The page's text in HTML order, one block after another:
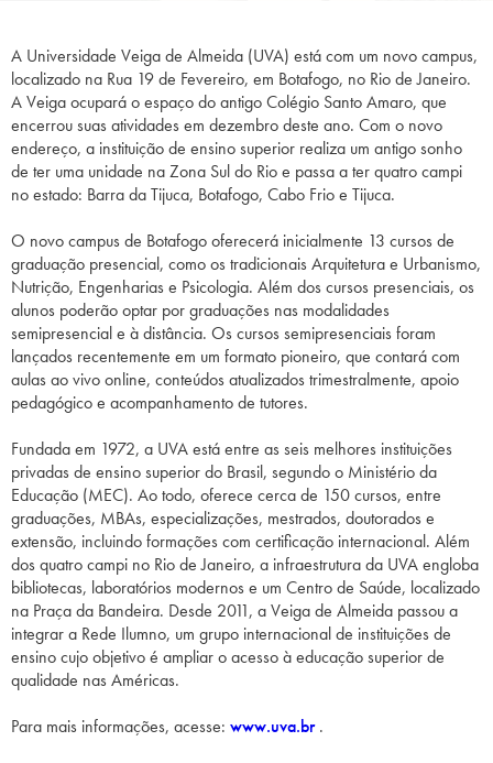
A Universidade Veiga de Almeida (UVA) está com um novo campus,
localizado na Rua 19 de Fevereiro, em Botafogo, no Rio de Janeiro.
A Veiga ocupará o espaço do antigo Colégio Santo Amaro, que
encerrou suas atividades em dezembro deste ano. Com o novo
endereço, a instituição de ensino superior realiza um antigo sonho
de ter uma unidade na Zona Sul do Rio e passa a ter quatro campi
no estado: Barra da Tijuca, Botafogo, Cabo Frio e Tijuca.
O novo campus de Botafogo oferecerá inicialmente 13 cursos de
graduação presencial, como os tradicionais Arquitetura e Urbanismo,
Nutrição, Engenharias e Psicologia. Além dos cursos presenciais, os
alunos poderão optar por graduações nas modalidades
semipresencial e à distância. Os cursos semipresenciais foram
lançados recentemente em um formato pioneiro, que contará com
aulas ao vivo online, conteúdos atualizados trimestralmente, apoio
pedagógico e acompanhamento de tutores.
Fundada em 1972, a UVA está entre as seis melhores instituições
privadas de ensino superior do Brasil, segundo o Ministério da
Educação (MEC). Ao todo, oferece cerca de 150 cursos, entre
graduações, MBAs, especializações, mestrados, doutorados e
extensão, incluindo formações com certificação internacional. Além
dos quatro campi no Rio de Janeiro, a infraestrutura da UVA engloba
bibliotecas, laboratórios modernos e um Centro de Saúde, localizado
na Praça da Bandeira. Desde 2011, a Veiga de Almeida passou a
integrar a Rede Ilumno, um grupo internacional de instituições de
ensino cujo objetivo é ampliar o acesso à educação superior de
qualidade nas Américas.
Para mais informações, acesse: www.uva.br.